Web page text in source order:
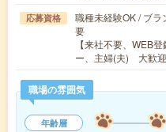
応募資格
職種未経験OK / ブラ
要
【来社不要、WEB
ー、主婦(夫) 大歓
職場の雰囲気
年齢層